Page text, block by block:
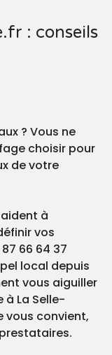
: conseils
? Vous ne
choisir pour
de votre
à
vos
66 64 37
local depuis
vous aiguiller
La Selle-
vous convient,